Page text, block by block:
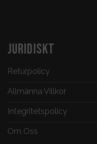
JURIDISKT
Returpolicy
Allmänna Villkor
Integritetspolicy
Om Oss